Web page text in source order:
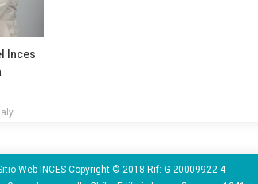
Inces
Web INCES Copyright © 2018 Rif: G-20009922-4